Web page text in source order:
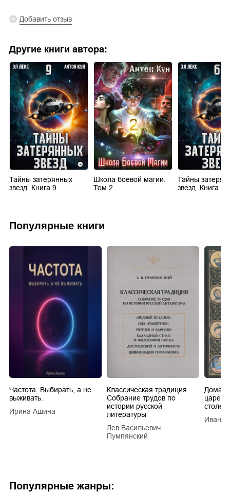
Популярные жанры:
Добавить отзыв
Другие книги автора:
Тайны затерянных
звезд. Книга 9
Школа боевой магии.
Том 2
Тайны
звезд. Книга 6
Популярные книги
Частота. Выбирать, а не
выживать.
Ирина Ашина
Классическая традиция.
Собрание трудов по
истории русской
литературы
Лев Васильевич
Пумпянский
царей
Иван